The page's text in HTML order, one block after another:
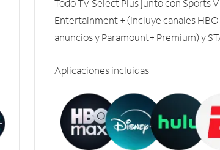
Todo TV Select Plus junto con Sports
Entertainment + (incluye canales HBO
anuncios y Paramount+ Premium) y
Aplicaciones incluidas